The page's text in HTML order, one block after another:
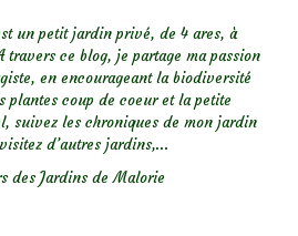
un petit jardin privé, de 4 ares, à
travers ce blog, je partage ma passion
en encourageant la biodiversité
plantes coup de coeur et la petite
suivez les chroniques de mon jardin
d’autres jardins,...
des Jardins de Malorie